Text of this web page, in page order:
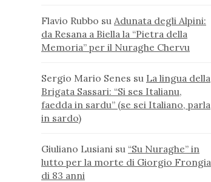
Flavio Rubbo su Adunata degli Alpini:
da Resana a Biella la “Pietra della
Memoria” per il Nuraghe Chervu
Sergio Mario Senes su La lingua della
Brigata Sassari: “Si ses Italianu,
faedda in sardu” (se sei Italiano, parla
in sardo)
Giuliano Lusiani su “Su Nuraghe” in
lutto per la morte di Giorgio Frongia
di 83 anni